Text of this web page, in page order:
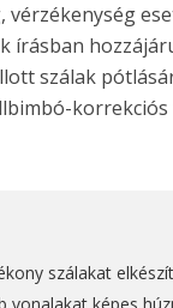
írásban
szálak
szálakat